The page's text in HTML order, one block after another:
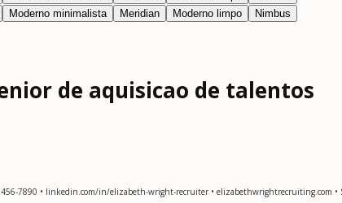
Moderno minimalista Meridian Moderno limpo Nimbus
de aquisicao de talentos
456-7890 • linkedin.com/in/elizabeth-wright-recruiter • elizabethwrightrecruiting.com •